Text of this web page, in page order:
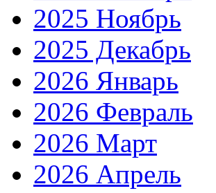
2025 Ноябрь
2025 Декабрь
2026 Январь
2026 Февраль
2026 Март
2026 Апрель